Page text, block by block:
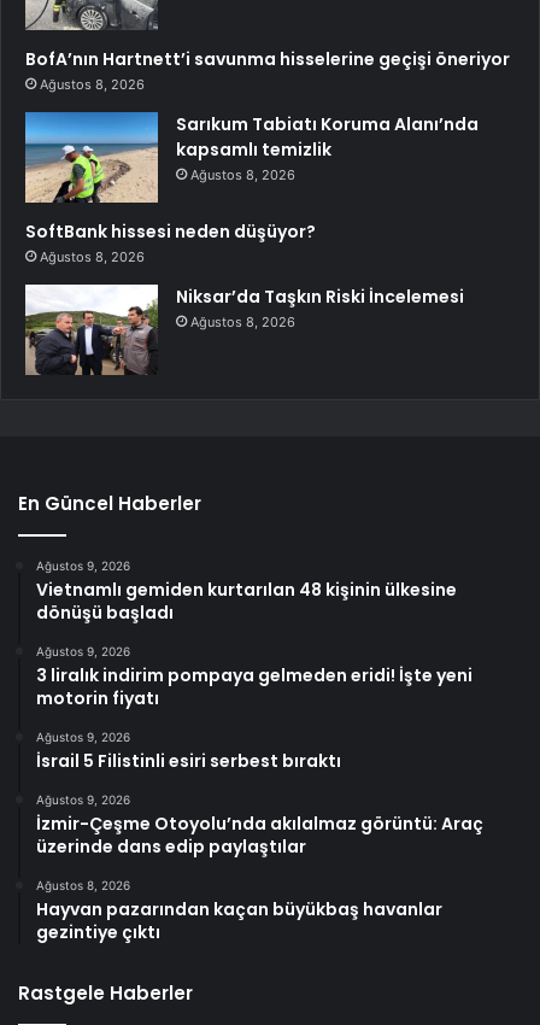
BofA’nın Hartnett’i savunma hisselerine geçişi öneriyor
Ağustos 8, 2026
Sarıkum Tabiatı Koruma Alanı’nda
kapsamlı temizlik
Ağustos 8, 2026
SoftBank hissesi neden düşüyor?
Ağustos 8, 2026
Niksar’da Taşkın Riski İncelemesi
Ağustos 8, 2026
En Güncel Haberler
Ağustos 9, 2026
Vietnamlı gemiden kurtarılan 48 kişinin ülkesine
dönüşü başladı
Ağustos 9, 2026
3 liralık indirim pompaya gelmeden eridi! İşte yeni
motorin fiyatı
Ağustos 9, 2026
İsrail 5 Filistinli esiri serbest bıraktı
Ağustos 9, 2026
İzmir-Çeşme Otoyolu’nda akılalmaz görüntü: Araç
üzerinde dans edip paylaştılar
Ağustos 8, 2026
Hayvan pazarından kaçan büyükbaş havanlar
gezintiye çıktı
Rastgele Haberler